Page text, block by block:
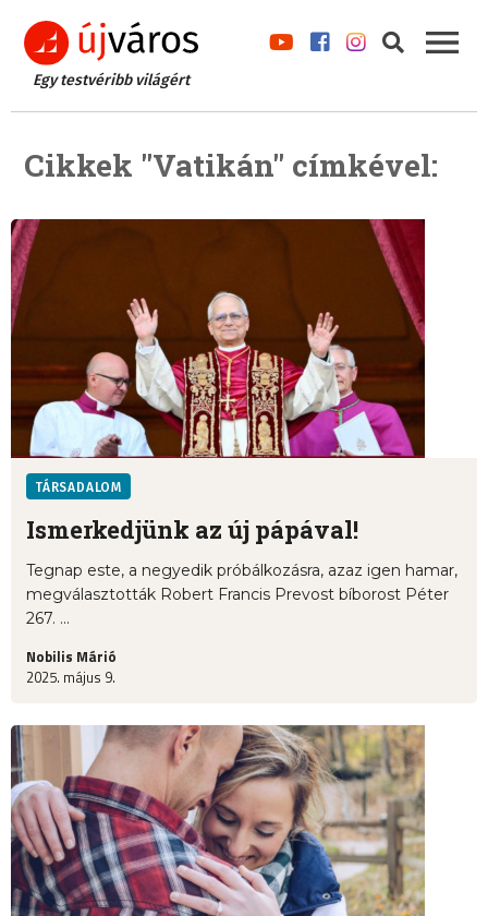
Egy testvéribb világért
Cikkek "Vatikán" címkével:
TÁRSADALOM
Ismerkedjünk az új pápával!
Tegnap este, a negyedik próbálkozásra, azaz igen hamar,
megválasztották Robert Francis Prevost bíborost Péter
267. ...
Nobilis Márió
2025. május 9.